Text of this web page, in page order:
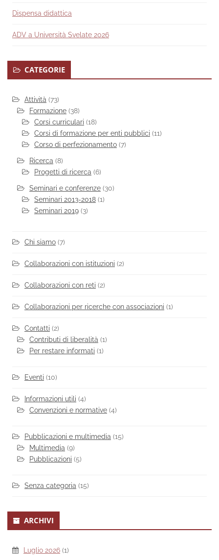
Dispensa didattica
ADV a Università Svelate 2026
CATEGORIE
Attività (73)
Formazione (38)
Corsi curriculari (18)
Corsi di formazione per enti pubblici (11)
Corso di perfezionamento (7)
Ricerca (8)
Progetti di ricerca (6)
Seminari e conferenze (30)
Seminari 2013-2018 (1)
Seminari 2019 (3)
Chi siamo (7)
Collaborazioni con istituzioni (2)
Collaborazioni con reti (2)
Collaborazioni per ricerche con associazioni (1)
Contatti (2)
Contributi di liberalità (1)
Per restare informati (1)
Eventi (10)
Informazioni utili (4)
Convenzioni e normative (4)
Pubblicazioni e multimedia (15)
Multimedia (9)
Pubblicazioni (5)
Senza categoria (15)
ARCHIVI
Luglio 2026 (1)